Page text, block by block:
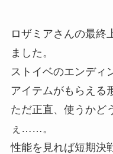
ロザミアさんの最終
ました。
ストイベのエンディ
アイテムがもらえる
ただ正直、使うかど
ぇ……。
性能を見れば短期決